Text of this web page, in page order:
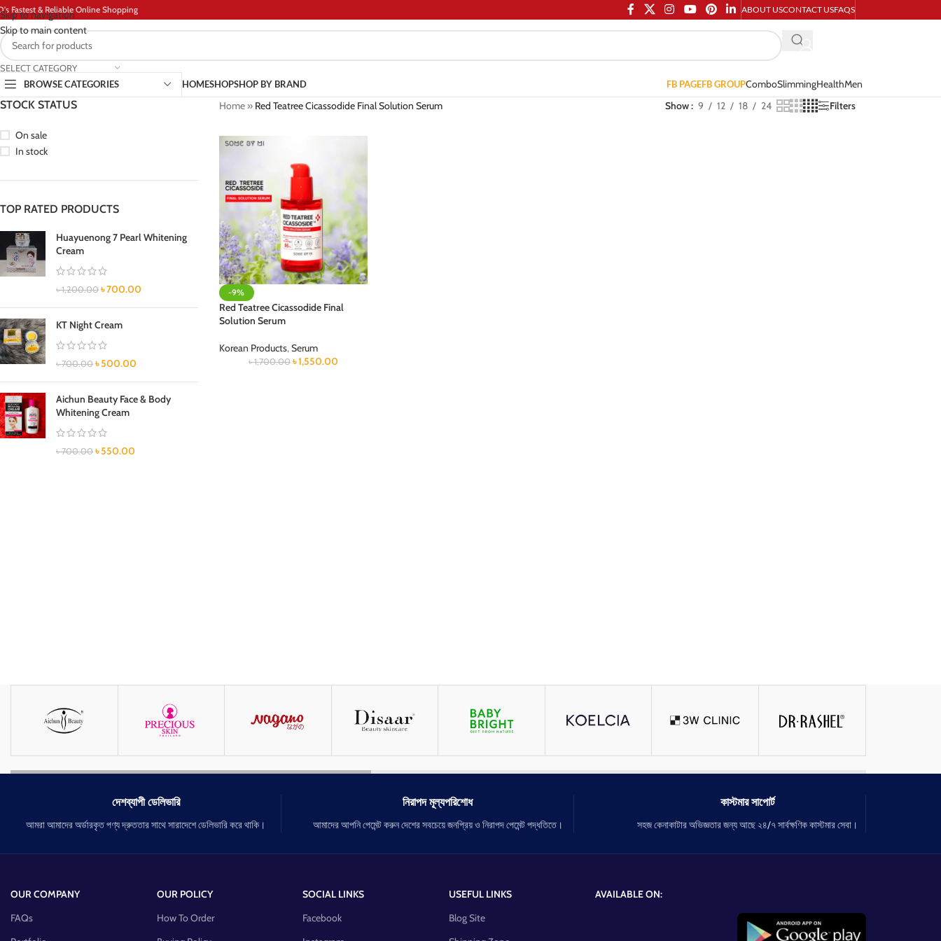
Skip to navigation
Skip to main content
Fastest & Reliable Online Shopping ABOUT USCONTACT USFAQS
SELECT CATEGORY
BROWSE CATEGORIES
HOMESHOPSHOP BY BRAND FB PAGEFB GROUPComboSlimmingHealthMen
STOCK STATUS
On sale
In stock
TOP RATED PRODUCTS
Huayuenong 7 Pearl Whitening
Cream
৳1,200.00 ৳700.00
KT Night Cream
৳700.00 ৳500.00
Aichun Beauty Face & Body
Whitening Cream
৳700.00 ৳550.00
Home» Red Teatree Cicassodide Final Solution Serum Show 9 12 18 24 Filters
-9%
Red Teatree Cicassodide Final
Solution Serum
Korean Products,Serum
৳1,700.00 ৳1,550.00
দেশব্যাপী ডেলিভারি
আমরা আমাদের অর্ডারকৃত পণ্য দ্রুততার সাথে সারাদেশে ডেলিভারি করে থাকি।
নিরাপদ মূল্যপরিশোধ
আমাদের আপনি পেমেন্ট করুন দেশের সবচেয়ে জনপ্রিয় ও নিরাপদ পেমেন্ট পদ্ধতিতে।
কাস্টমার সাপোর্ট
সহজ কেনাকাটার অভিজ্ঞতার জন্য আছে ২৪/৭ সার্বক্ষণিক কাস্টমার সেবা।
OUR COMPANY
FAQs
OUR POLICY
How To Order
SOCIAL LINKS
Facebook
USEFUL LINKS
Blog Site
AVAILABLE ON: